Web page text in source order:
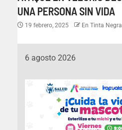
UNA PERSONA SIN VIDA
19 febrero, 2025 En Tinta Negra
6 agosto 2026